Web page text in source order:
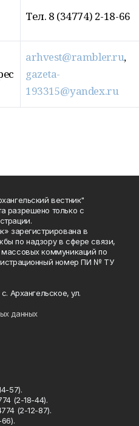
Тел. 8 (34774) 2-18-66
arhvest@rambler.ru,
gazeta-
193315@yandex.ru
вестник"
разрешено только с
зарегистрирована в
по надзору в сфере связи,
коммуникаций по
номер ПИ № ТУ
Архангельское, ул.
данных
57).
(2-18-44).
(2-12-87).